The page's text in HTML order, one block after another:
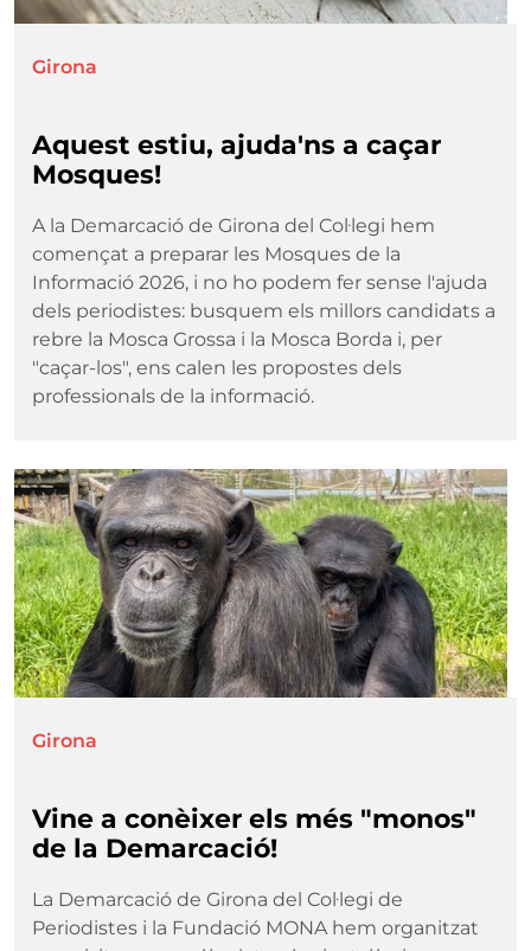
Girona
Aquest estiu, ajuda'ns a caçar
Mosques!
A la Demarcació de Girona del Col·legi hem
començat a preparar les Mosques de la
Informació 2026, i no ho podem fer sense l'ajuda
dels periodistes: busquem els millors candidats a
rebre la Mosca Grossa i la Mosca Borda i, per
"caçar-los", ens calen les propostes dels
professionals de la informació.
Imatge
Girona
Vine a conèixer els més "monos"
de la Demarcació!
La Demarcació de Girona del Col·legi de
Periodistes i la Fundació MONA hem organitzat